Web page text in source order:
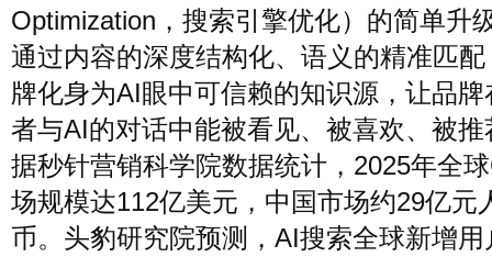
Optimization，搜索引擎优化）的简单升
通过内容的深度结构化、语义的精准匹
牌化身为AI眼中可信赖的知识源，让品牌
者与AI的对话中能被看见、被喜欢、被推
据秒针营销科学院数据统计，2025年全
场规模达112亿美元，中国市场约29亿元
币。头豹研究院预测，AI搜索全球新增用